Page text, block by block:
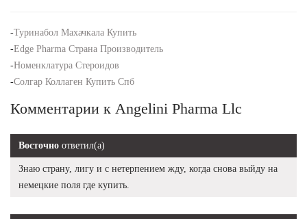
-Туринабол Махачкала Купить
-Edge Pharma Страна Производитель
-Номенклатура Стероидов
-Солгар Коллаген Купить Спб
Комментарии к Angelini Pharma Llc
Восточно ответил(а)
Знаю страну, лигу и с нетерпением жду, когда снова выйду на
немецкие поля где купить.